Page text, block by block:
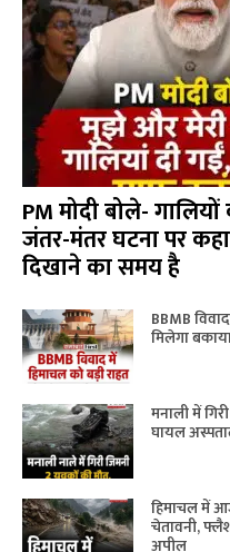
PM मोदी बोले-
जंतर-मंतर घटना पर
दिखाने का समय है
BBMB
मिलेगा
मनाली में
घायल
हिमाचल में
चेतावनी,
अपील